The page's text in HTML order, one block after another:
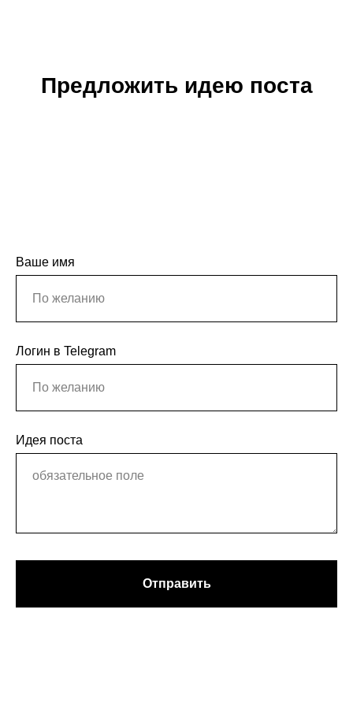
Предложить идею поста
Ваше имя
Логин в Telegram
Идея поста
Отправить